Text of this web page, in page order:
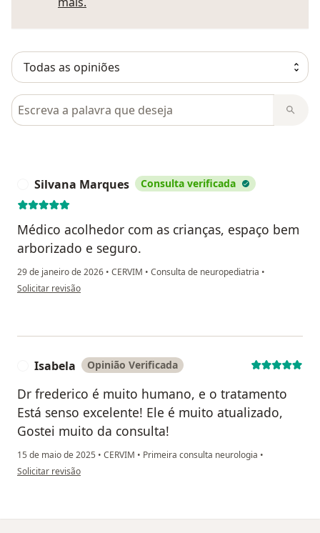
Pesquisar em opiniões
Silvana Marques Consulta verificada
Médico acolhedor com as crianças, espaço bem
arborizado e seguro.
29 de janeiro de 2026 • CERVIM • Consulta de neuropediatria •
na opinião do utilizador Silvana Marques
Solicitar revisão
Isabela Opinião Verificada
Dr frederico é muito humano, e o tratamento
Está senso excelente! Ele é muito atualizado,
Gostei muito da consulta!
15 de maio de 2025 • CERVIM • Primeira consulta neurologia •
na opinião do utilizador Isabela
Solicitar revisão